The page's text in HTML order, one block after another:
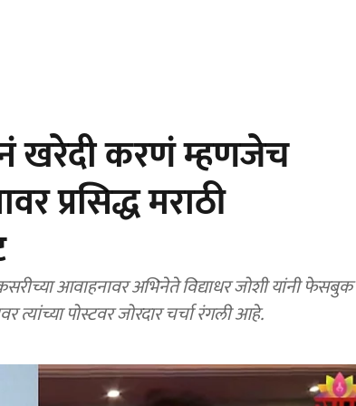
खरेदी करणं म्हणजेच
प्रसिद्ध मराठी
आवाहनावर अभिनेते विद्याधर जोशी यांनी फेसबुक
त्यांच्या पोस्टवर जोरदार चर्चा रंगली आहे.